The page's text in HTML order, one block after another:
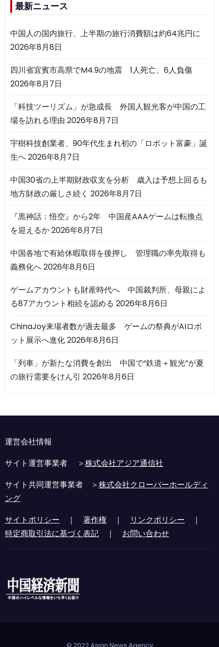
最新ニュース
中国人の国内旅行、上半期の旅行消費額は約64兆円に
2026年8月8日
四川省宜賓市高県でM4.9の地震 1人死亡、6人負傷
2026年8月7日
「科技ツーリズム」が急成長 外国人観光客が中国の工
場を訪れる理由 2026年8月7日
宇樹科技創業者、90年代生まれ初の「ロボット富豪」誕
生へ2026年8月7日
中国30省の上半期財政収支を分析 歳入は予想上回るも
地方財政の厳しさ続く 2026年8月7日
『黒神話：悟空』から2年 中国産AAAゲームは転換点
を迎えるか2026年8月7日
中国各地で有給休暇取得を後押し 管理職の率先取得も
義務化へ2026年8月6日
ゲームアカウントも財産時代へ 中国裁判所、母親によ
る87アカウント相続を認める 2026年8月6日
ChinaJoy来場者数が過去最多 ゲームの祭典がAIロボ
ット展示へ進化2026年8月6日
「列車」が新たな消費を創出 中国で“鉄道＋観光”が夏
の旅行需要をけん引 2026年8月6日
運営会社情報
サイト運営事業者 ＞株式会社アジア通信社
サイト共同運営事業者 ＞株式会社クローバーホールディ
ング
サイトポリシー ｜ 著作権 ｜ リンクポリシー ｜
特定商取引法に基づく表記 ｜ お問い合わせ